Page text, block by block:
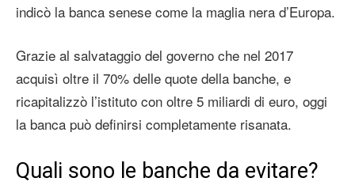
indicò la banca senese come la maglia nera d’Europa.
Grazie al salvataggio del governo che nel 2017
acquisì oltre il 70% delle quote della banche, e
ricapitalizzò l’istituto con oltre 5 miliardi di euro, oggi
la banca può definirsi completamente risanata.
Quali sono le banche da evitare?